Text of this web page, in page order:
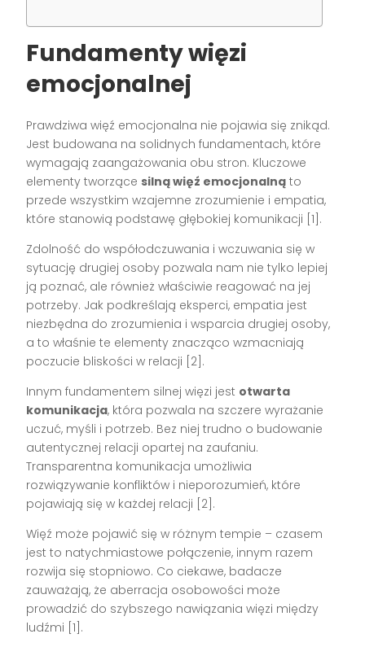
Fundamenty więzi
emocjonalnej
Prawdziwa więź emocjonalna nie pojawia się znikąd.
Jest budowana na solidnych fundamentach, które
wymagają zaangażowania obu stron. Kluczowe
elementy tworzące silną więź emocjonalną to
przede wszystkim wzajemne zrozumienie i empatia,
które stanowią podstawę głębokiej komunikacji [1].
Zdolność do współodczuwania i wczuwania się w
sytuację drugiej osoby pozwala nam nie tylko lepiej
ją poznać, ale również właściwie reagować na jej
potrzeby. Jak podkreślają eksperci, empatia jest
niezbędna do zrozumienia i wsparcia drugiej osoby,
a to właśnie te elementy znacząco wzmacniają
poczucie bliskości w relacji [2].
Innym fundamentem silnej więzi jest otwarta
komunikacja, która pozwala na szczere wyrażanie
uczuć, myśli i potrzeb. Bez niej trudno o budowanie
autentycznej relacji opartej na zaufaniu.
Transparentna komunikacja umożliwia
rozwiązywanie konfliktów i nieporozumień, które
pojawiają się w każdej relacji [2].
Więź może pojawić się w różnym tempie – czasem
jest to natychmiastowe połączenie, innym razem
rozwija się stopniowo. Co ciekawe, badacze
zauważają, że aberracja osobowości może
prowadzić do szybszego nawiązania więzi między
ludźmi [1].